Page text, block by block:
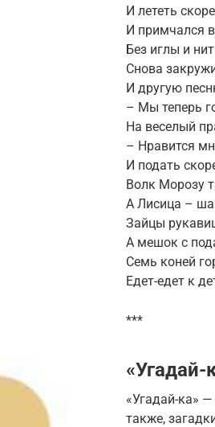
И лететь
И примчался
Без иглы и
Снова
И другую
– Мы теперь
На веселый
– Нравится
И подать
Волк Морозу
А Лисица –
Зайцы
А мешок с
Семь коней
Едет-едет к
***
«Угадай-
«Угадай-ка»
также,